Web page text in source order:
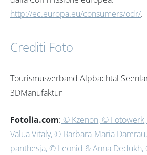
http://ec.europa.eu/consumers/odr/.
Crediti Foto
Tourismusverband Alpbachtal
3DManufaktur
Fotolia.com: © Kzenon, ©
Valua Vitaly, © Barbara-Maria
panthesja, © Leonid & Anna